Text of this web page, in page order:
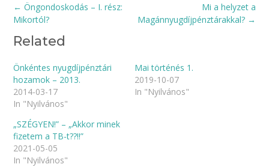
Post
navigation
Mi a helyzet a
Magánnyugdíjpénztárakkal? →
← Öngondoskodás – I. rész:
Mikortól?
Related
Önkéntes nyugdíjpénztári
hozamok – 2013.
2014-03-17
In "Nyilvános"
Mai történés 1.
2019-10-07
In "Nyilvános"
„SZÉGYEN!” – „Akkor minek
fizetem a TB-t??!!”
2021-05-05
In "Nyilvános"